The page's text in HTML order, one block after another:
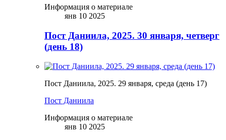
Информация о материале
янв 10 2025
Пост Даниила, 2025. 30 января, четверг
(день 18)
Пост Даниила, 2025. 29 января, среда (день 17)
Пост Даниила
Информация о материале
янв 10 2025